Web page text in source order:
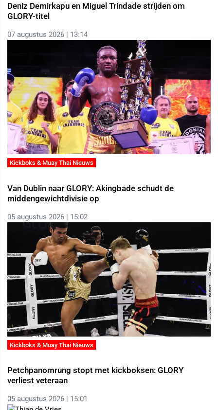
Deniz Demirkapu en Miguel Trindade strijden om
GLORY-titel
07 augustus 2026 | 13:14
Kickboks & Muay Thai Nieuws
Van Dublin naar GLORY: Akingbade schudt de
middengewichtdivisie op
05 augustus 2026 | 15:02
Kickboks & Muay Thai Nieuws
Petchpanomrung stopt met kickboksen: GLORY
verliest veteraan
05 augustus 2026 | 15:01